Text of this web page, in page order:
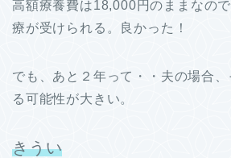
高額療養費は18,000円のままなの
療が受けられる。良かった！
でも、あと２年って・・夫の場合
る可能性が大きい。
きうい